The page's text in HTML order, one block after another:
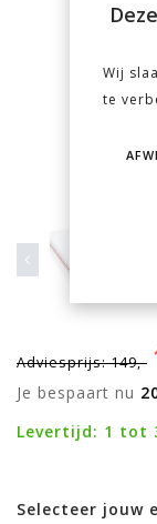
Adviesprijs: 149,-
Je bespaart nu
Levertijd: 1 tot
Selecteer jouw
Wij
te